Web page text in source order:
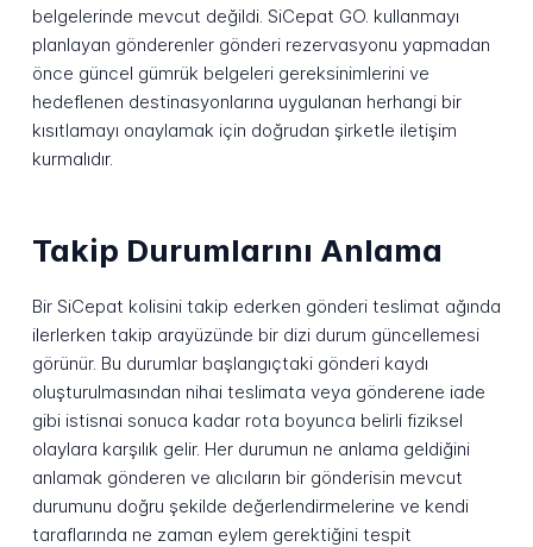
belgelerinde mevcut değildi. SiCepat GO. kullanmayı
planlayan gönderenler gönderi rezervasyonu yapmadan
önce güncel gümrük belgeleri gereksinimlerini ve
hedeflenen destinasyonlarına uygulanan herhangi bir
kısıtlamayı onaylamak için doğrudan şirketle iletişim
kurmalıdır.
Takip Durumlarını Anlama
Bir SiCepat kolisini takip ederken gönderi teslimat ağında
ilerlerken takip arayüzünde bir dizi durum güncellemesi
görünür. Bu durumlar başlangıçtaki gönderi kaydı
oluşturulmasından nihai teslimata veya gönderene iade
gibi istisnai sonuca kadar rota boyunca belirli fiziksel
olaylara karşılık gelir. Her durumun ne anlama geldiğini
anlamak gönderen ve alıcıların bir gönderisin mevcut
durumunu doğru şekilde değerlendirmelerine ve kendi
taraflarında ne zaman eylem gerektiğini tespit